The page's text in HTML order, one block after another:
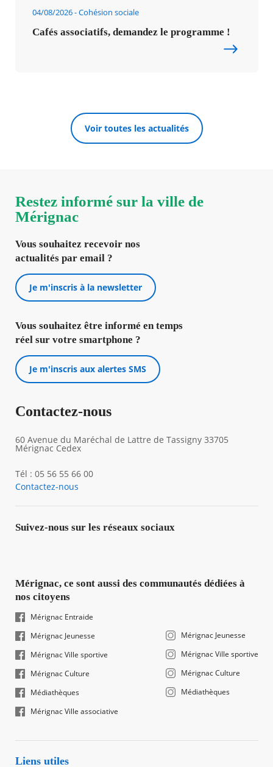
04/08/2026 Cohésion sociale
Cafés associatifs, demandez le programme !
Voir toutes les actualités
Restez informé sur la ville de
Mérignac
Vous souhaitez recevoir nos
actualités par email ?
Je m'inscris à la newsletter
Vous souhaitez être informé en temps
réel sur votre smartphone ?
Je m'inscris aux alertes SMS
Contactez-nous
60 Avenue du Maréchal de Lattre de Tassigny 33705
Mérignac Cedex
Tél : 05 56 55 66 00
Contactez-nous
Suivez-nous sur les réseaux sociaux
Mérignac, ce sont aussi des communautés dédiées à
nos citoyens
Mérignac Entraide
Mérignac Jeunesse
Mérignac Ville sportive
Mérignac Culture
Médiathèques
Mérignac Ville associative
Mérignac Jeunesse
Mérignac Ville sportive
Mérignac Culture
Médiathèques
Liens utiles